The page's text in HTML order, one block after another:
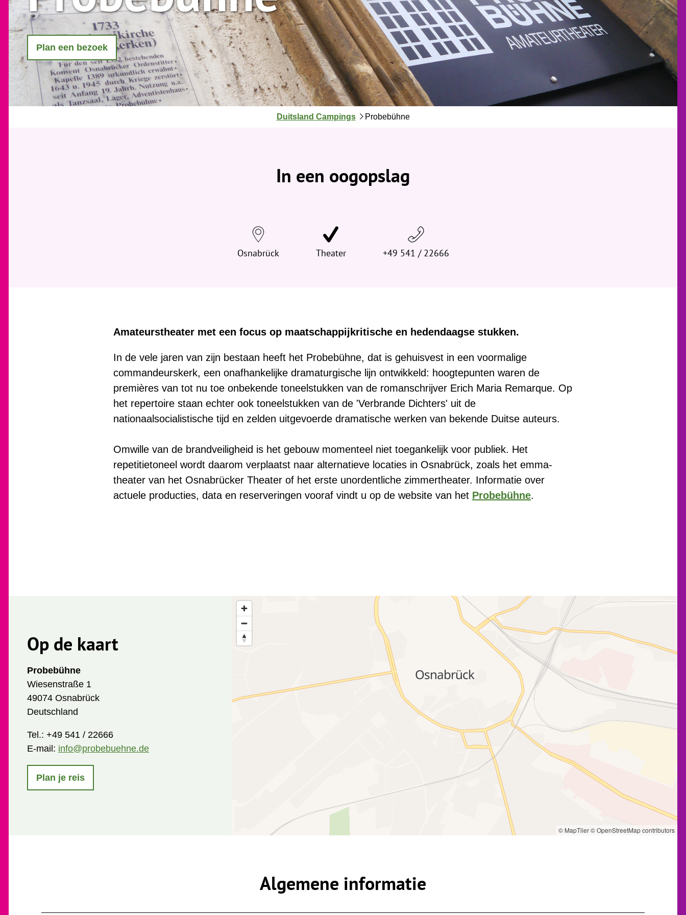
Plan een bezoek
J
h
Duitsland Campings Probebühne
In een oogopslag
Osnabrück Theater +49 541 / 22666
Amateurstheater met een focus op maatschappijkritische en hedendaagse stukken.
In de vele jaren van zijn bestaan heeft het Probebühne, dat is gehuisvest in een voormalige
commandeurskerk, een onafhankelijke dramaturgische lijn ontwikkeld: hoogtepunten waren de
premières van tot nu toe onbekende toneelstukken van de romanschrijver Erich Maria Remarque. Op
het repertoire staan echter ook toneelstukken van de 'Verbrande Dichters' uit de
nationaalsocialistische tijd en zelden uitgevoerde dramatische werken van bekende Duitse auteurs.
Omwille van de brandveiligheid is het gebouw momenteel niet toegankelijk voor publiek. Het
repetitietoneel wordt daarom verplaatst naar alternatieve locaties in Osnabrück, zoals het emma-
theater van het Osnabrücker Theater of het erste unordentliche zimmertheater. Informatie over
actuele producties, data en reserveringen vooraf vindt u op de website van het Probebühne.
Op de kaart
Probebühne
Wiesenstraße 1
49074 Osnabrück
Deutschland
Tel.: +49 541 / 22666
E-mail: info@probebuehne.de
Plan je reis
© MapTiler© OpenStreetMap contributors
Algemene informatie